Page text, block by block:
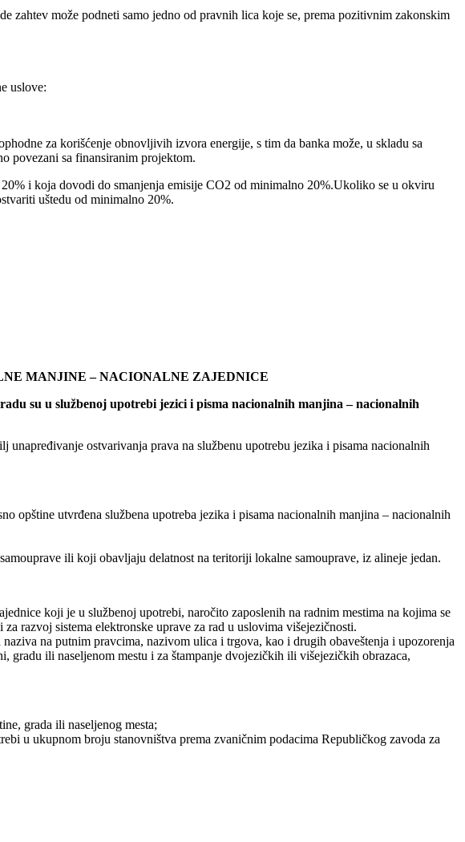
zahtev može podneti samo jedno od pravnih lica koje se, prema pozitivnim zakonskim
uslove:
za korišćenje obnovljivih izvora energije, s tim da banka može, u skladu sa
povezani sa finansiranim projektom.
i koja dovodi do smanjenja emisije CO2 od minimalno 20%.Ukoliko se u okviru
uštedu od minimalno 20%.
MANJINE – NACIONALNE ZAJEDNICE
su u službenoj upotrebi jezici i pisma nacionalnih manjina – nacionalnih
ostvarivanja prava na službenu upotrebu jezika i pisama nacionalnih
opštine utvrđena službena upotreba jezika i pisama nacionalnih manjina – nacionalnih
ili koji obavljaju delatnost na teritoriji lokalne samouprave, iz alineje jedan.
koji je u službenoj upotrebi, naročito zaposlenih na radnim mestima na kojima se
razvoj sistema elektronske uprave za rad u uslovima višejezičnosti.
na putnim pravcima, nazivom ulica i trgova, kao i drugih obaveštenja i upozorenja
ili naseljenom mestu i za štampanje dvojezičkih ili višejezičkih obrazaca,
grada ili naseljenog mesta;
u ukupnom broju stanovništva prema zvaničnim podacima Republičkog zavoda za